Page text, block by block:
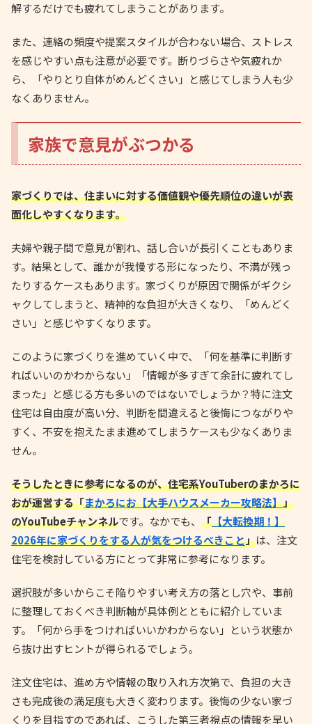
解するだけでも疲れてしまうことがあります。
また、連絡の頻度や提案スタイルが合わない場合、ストレス
を感じやすい点も注意が必要です。断りづらさや気疲れか
ら、「やりとり自体がめんどくさい」と感じてしまう人も少
なくありません。
家族で意見がぶつかる
家づくりでは、住まいに対する価値観や優先順位の違いが表
面化しやすくなります。
夫婦や親子間で意見が割れ、話し合いが長引くこともありま
す。結果として、誰かが我慢する形になったり、不満が残っ
たりするケースもあります。家づくりが原因で関係がギクシ
ャクしてしまうと、精神的な負担が大きくなり、「めんどく
さい」と感じやすくなります。
このように家づくりを進めていく中で、「何を基準に判断す
ればいいのかわからない」「情報が多すぎて余計に疲れてし
まった」と感じる方も多いのではないでしょうか？特に注文
住宅は自由度が高い分、判断を間違えると後悔につながりや
すく、不安を抱えたまま進めてしまうケースも少なくありま
せん。
そうしたときに参考になるのが、住宅系YouTuberのまかろに
おが運営する「まかろにお【大手ハウスメーカー攻略法】」
のYouTubeチャンネルです。なかでも、 「【大転換期！】
2026年に家づくりをする人が気をつけるべきこと」は、注文
住宅を検討している方にとって非常に参考になります。
選択肢が多いからこそ陥りやすい考え方の落とし穴や、事前
に整理しておくべき判断軸が具体例とともに紹介していま
す。「何から手をつければいいかわからない」という状態か
ら抜け出すヒントが得られるでしょう。
注文住宅は、進め方や情報の取り入れ方次第で、負担の大き
さも完成後の満足度も大きく変わります。後悔の少ない家づ
くりを目指すのであれば、こうした第三者視点の情報を早い